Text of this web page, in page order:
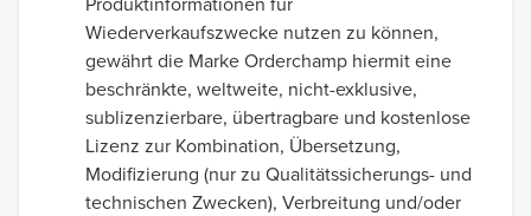
Wiederverkaufszwecke nutzen zu können,
gewährt die Marke Orderchamp hiermit eine
beschränkte, weltweite, nicht-exklusive,
sublizenzierbare, übertragbare und kostenlose
Lizenz zur Kombination, Übersetzung,
Modifizierung (nur zu Qualitätssicherungs- und
technischen Zwecken), Verbreitung und/oder